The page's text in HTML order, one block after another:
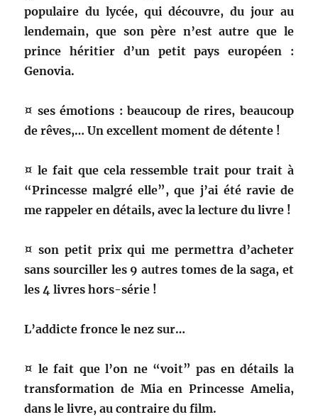
populaire du lycée, qui découvre, du jour au
lendemain, que son père n’est autre que le
prince héritier d’un petit pays européen :
Genovia.
¤ ses émotions : beaucoup de rires, beaucoup
de rêves,… Un excellent moment de détente !
¤ le fait que cela ressemble trait pour trait à
“Princesse malgré elle”, que j’ai été ravie de
me rappeler en détails, avec la lecture du livre !
¤ son petit prix qui me permettra d’acheter
sans sourciller les 9 autres tomes de la saga, et
les 4 livres hors-série !
L’addicte fronce le nez sur…
¤ le fait que l’on ne “voit” pas en détails la
transformation de Mia en Princesse Amelia,
dans le livre, au contraire du film.